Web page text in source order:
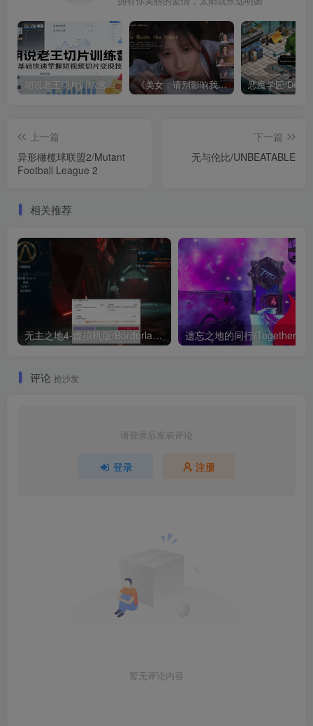
胡说老王切片训练营，零基础快速掌握短视频切片变现技巧 《美女，请别影响我成仙全球版》中文版
上一篇
异形橄榄球联盟2/Mutant
Football League 2
下一篇
无与伦比/UNBEATABLE
相关推荐
无主之地4-虚拟机版/Borderlands 4 HYPERVISOR 版本更新
评论 抢沙发
请登录后发表评论
登录 注册
暂无评论内容